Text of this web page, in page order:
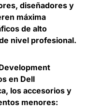
diseñadores y
máxima
de alto
nivel profesional.
en Dell
, los accesorios y
menores: